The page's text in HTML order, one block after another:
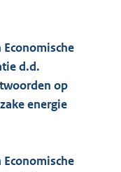
d.d.
op
energie